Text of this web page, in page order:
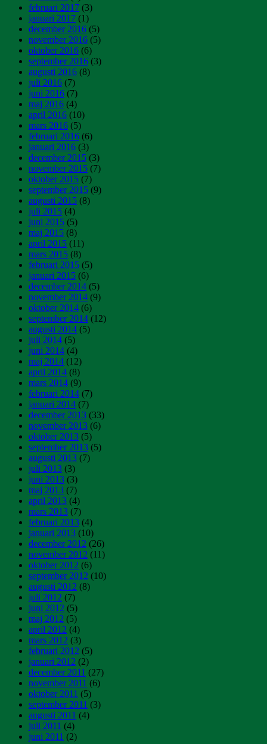
februari 2017 (3)
januari 2017 (1)
december 2016 (5)
november 2016 (5)
oktober 2016 (6)
september 2016 (3)
augusti 2016 (8)
juli 2016 (7)
juni 2016 (7)
maj 2016 (4)
april 2016 (10)
mars 2016 (5)
februari 2016 (6)
januari 2016 (3)
december 2015 (3)
november 2015 (7)
oktober 2015 (7)
september 2015 (9)
augusti 2015 (8)
juli 2015 (4)
juni 2015 (5)
maj 2015 (8)
april 2015 (11)
mars 2015 (8)
februari 2015 (5)
januari 2015 (6)
december 2014 (5)
november 2014 (9)
oktober 2014 (6)
september 2014 (12)
augusti 2014 (5)
juli 2014 (5)
juni 2014 (4)
maj 2014 (12)
april 2014 (8)
mars 2014 (9)
februari 2014 (7)
januari 2014 (7)
december 2013 (33)
november 2013 (6)
oktober 2013 (5)
september 2013 (5)
augusti 2013 (7)
juli 2013 (3)
juni 2013 (3)
maj 2013 (7)
april 2013 (4)
mars 2013 (7)
februari 2013 (4)
januari 2013 (10)
december 2012 (26)
november 2012 (11)
oktober 2012 (6)
september 2012 (10)
augusti 2012 (8)
juli 2012 (7)
juni 2012 (5)
maj 2012 (5)
april 2012 (4)
mars 2012 (3)
februari 2012 (5)
januari 2012 (2)
december 2011 (27)
november 2011 (6)
oktober 2011 (5)
september 2011 (3)
augusti 2011 (4)
juli 2011 (4)
juni 2011 (2)